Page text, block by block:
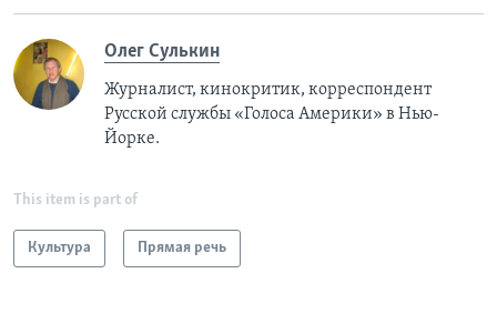
Олег Сулькин
Журналист, кинокритик, корреспондент
Русской службы «Голоса Америки» в Нью-
Йорке.
This item is part of
Культура Прямая речь